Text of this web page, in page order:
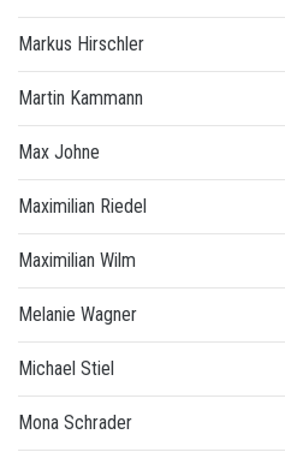
Markus Hirschler
Martin Kammann
Max Johne
Maximilian Riedel
Maximilian Wilm
Melanie Wagner
Michael Stiel
Mona Schrader